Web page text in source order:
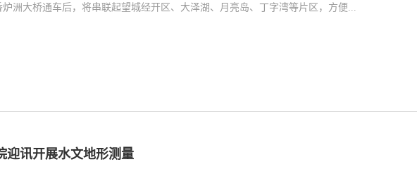
洲大桥通车后，将串联起望城经开区、大泽湖、月亮岛、丁字湾等片区，方便...
迎讯开展水文地形测量